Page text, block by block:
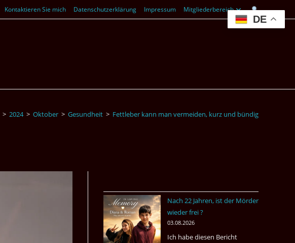
Kontaktieren Sie mich Datenschutzerklärung Impressum Mitgliederbereich
> 2024 > Oktober > Gesundheit > Fettleber kann man vermeiden, kurz und bündig
Nach 22 Jahren, ist der Mörder
wieder frei ?
03.08.2026
Ich habe diesen Bericht
DE